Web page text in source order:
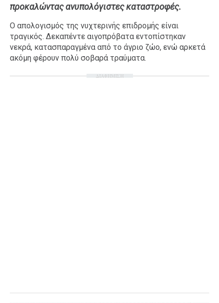
Σχέσεις
AGENDA
Agenda
Επιλογές
προκαλώντας ανυπολόγιστες καταστροφές.
Ο απολογισμός της νυχτερινής επιδρομής είναι
τραγικός. Δεκαπέντε αιγοπρόβατα εντοπίστηκαν
νεκρά, κατασπαραγμένα από το άγριο ζώο, ενώ αρκετά
ακόμη φέρουν πολύ σοβαρά τραύματα.
ΔΙΑΦΗΜΙΣΗ